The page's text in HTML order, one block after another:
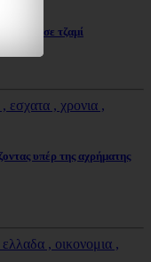
σε τζαμί
υπέρ της αχρήματης